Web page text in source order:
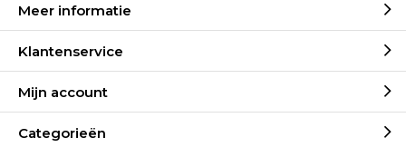
Meer informatie
Klantenservice
Mijn account
Categorieën